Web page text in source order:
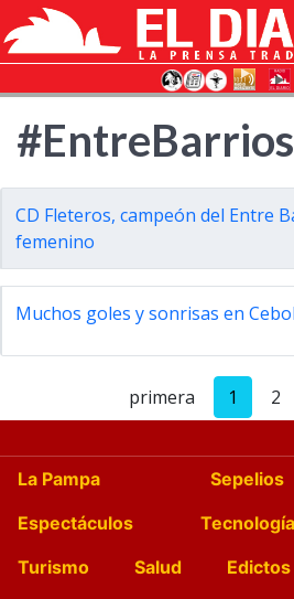
#EntreBarrios
CD Fleteros, campeón del Entre
femenino
Muchos goles y sonrisas en
primera 1 2
La Pampa Sepelios
Espectáculos
Tecnología
Turismo
Salud Edictos